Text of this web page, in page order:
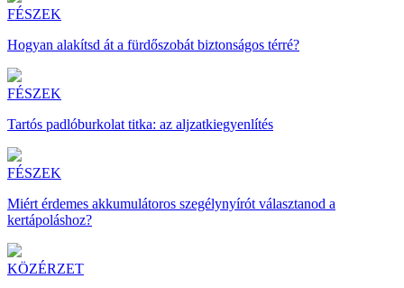
FÉSZEK
Hogyan alakítsd át a fürdőszobát biztonságos térré?
FÉSZEK
Tartós padlóburkolat titka: az aljzatkiegyenlítés
FÉSZEK
Miért érdemes akkumulátoros szegélynyírót választanod a
kertápoláshoz?
KÖZÉRZET